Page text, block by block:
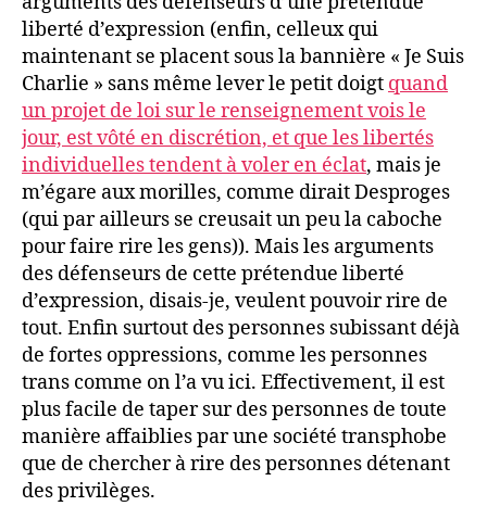
liberté d’expression (enfin, celleux qui
maintenant se placent sous la bannière « Je Suis
Charlie » sans même lever le petit doigt quand
un projet de loi sur le renseignement vois le
jour, est vôté en discrétion, et que les libertés
individuelles tendent à voler en éclat, mais je
m’égare aux morilles, comme dirait Desproges
(qui par ailleurs se creusait un peu la caboche
pour faire rire les gens)). Mais les arguments
des défenseurs de cette prétendue liberté
d’expression, disais-je, veulent pouvoir rire de
tout. Enfin surtout des personnes subissant déjà
de fortes oppressions, comme les personnes
trans comme on l’a vu ici. Effectivement, il est
plus facile de taper sur des personnes de toute
manière affaiblies par une société transphobe
que de chercher à rire des personnes détenant
des privilèges.